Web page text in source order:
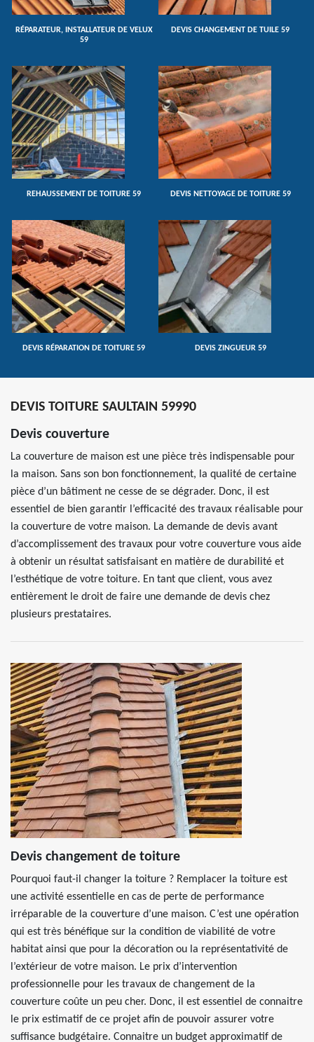
RÉPARATEUR, INSTALLATEUR DE VELUX
59
DEVIS CHANGEMENT DE TUILE 59
REHAUSSEMENT DE TOITURE 59 DEVIS NETTOYAGE DE TOITURE 59
DEVIS RÉPARATION DE TOITURE 59 DEVIS ZINGUEUR 59
DEVIS TOITURE SAULTAIN 59990
Devis couverture
La couverture de maison est une pièce très indispensable pour
la maison. Sans son bon fonctionnement, la qualité de certaine
pièce d’un bâtiment ne cesse de se dégrader. Donc, il est
essentiel de bien garantir l’efficacité des travaux réalisable pour
la couverture de votre maison. La demande de devis avant
d’accomplissement des travaux pour votre couverture vous aide
à obtenir un résultat satisfaisant en matière de durabilité et
l’esthétique de votre toiture. En tant que client, vous avez
entièrement le droit de faire une demande de devis chez
plusieurs prestataires.
Devis changement de toiture
Pourquoi faut-il changer la toiture ? Remplacer la toiture est
une activité essentielle en cas de perte de performance
irréparable de la couverture d’une maison. C’est une opération
qui est très bénéfique sur la condition de viabilité de votre
habitat ainsi que pour la décoration ou la représentativité de
l’extérieur de votre maison. Le prix d’intervention
professionnelle pour les travaux de changement de la
couverture coûte un peu cher. Donc, il est essentiel de connaitre
le prix estimatif de ce projet afin de pouvoir assurer votre
suffisance budgétaire. Connaitre un budget approximatif de